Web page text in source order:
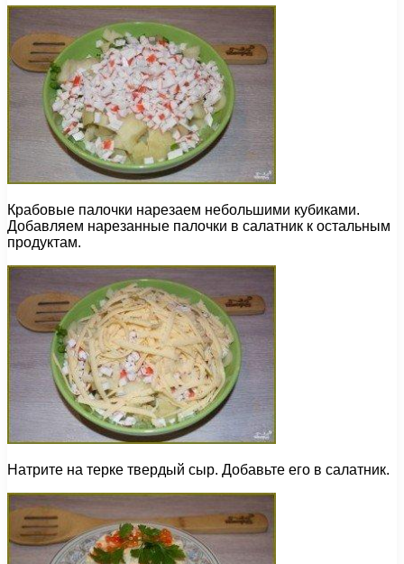
Крабовые палочки нарезаем небольшими кубиками.
Добавляем нарезанные палочки в салатник к остальным
продуктам.
Натрите на терке твердый сыр. Добавьте его в салатник.